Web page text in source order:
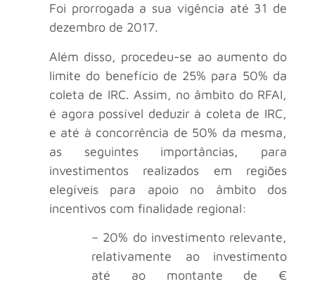
Foi prorrogada a sua vigência até 31 de
dezembro de 2017.
Além disso, procedeu-se ao aumento do
limite do benefício de 25% para 50% da
coleta de IRC. Assim, no âmbito do RFAI,
é agora possível deduzir à coleta de IRC,
e até à concorrência de 50% da mesma,
as seguintes importâncias, para
investimentos realizados em regiões
elegíveis para apoio no âmbito dos
incentivos com finalidade regional:
– 20% do investimento relevante,
relativamente ao investimento
até ao montante de €